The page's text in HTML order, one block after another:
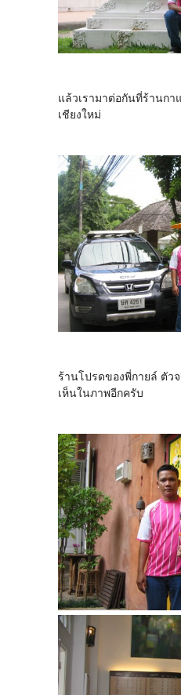
แล้วเรามาต่อกันที่ร้านกา
เชียงใหม่
ร้านโปรดของพี่กายล์ ตัว
เห็นในภาพอีกครับ